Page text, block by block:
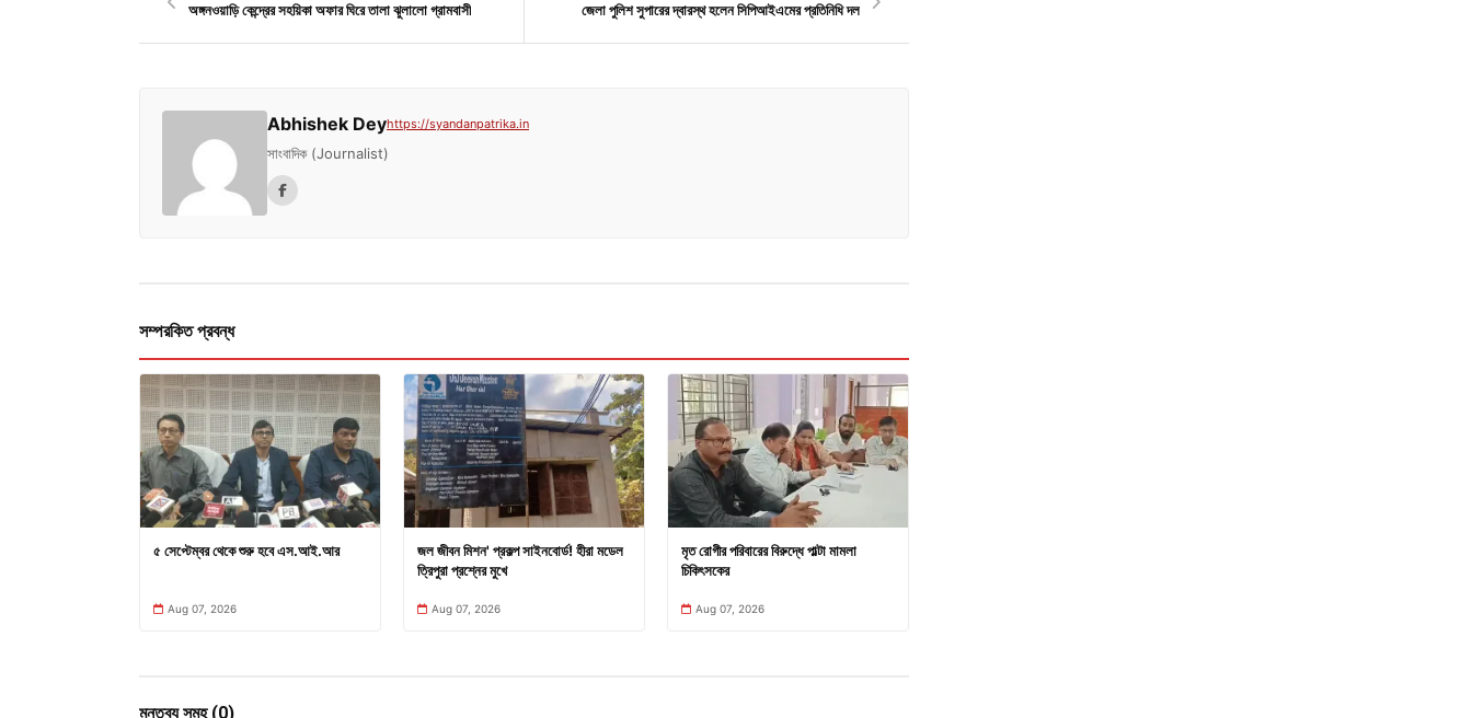
অঙ্গনওয়াড়ি কেন্দ্রের সহয়িকা অফার ঘিরে তালা ঝুলালো গ্রামবাসী জেলা পুলিশ সুপারের দ্বারস্থ হলেন সিপিআইএমের প্রতিনিধি দল
Abhishek Deyhttps://syandanpatrika.in
সাংবাদিক (Journalist)
সম্পরকিত প্রবন্ধ
৫ সেপ্টেম্বর থেকে শুরু হবে এস.আই.আর
Aug 07, 2026
জল জীবন মিশন' প্রকল্প সাইনবোর্ড! হীরা মডেল
ত্রিপুরা প্রশ্নের মুখে
Aug 07, 2026
মৃত রোগীর পরিবারের বিরুদ্ধে পাল্টা মামলা
চিকিৎসকের
Aug 07, 2026
মন্তব্য সমূহ (0)